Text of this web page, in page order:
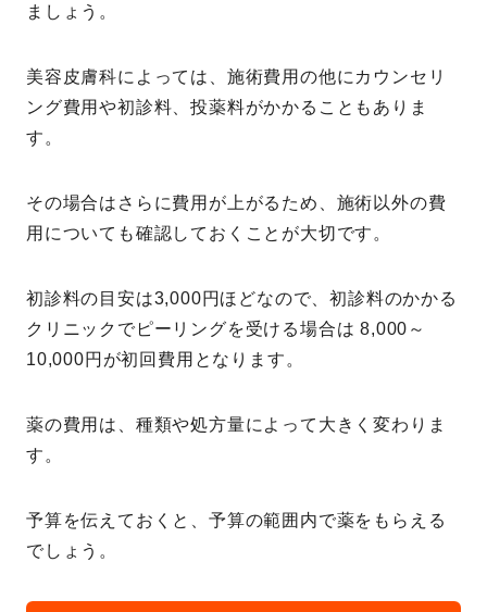
ましょう。
美容皮膚科によっては、施術費用の他にカウンセリ
ング費用や初診料、投薬料がかかることもありま
す。
その場合はさらに費用が上がるため、施術以外の費
用についても確認しておくことが大切です。
初診料の目安は3,000円ほどなので、初診料のかかる
クリニックでピーリングを受ける場合は 8,000～
10,000円が初回費用となります。
薬の費用は、種類や処方量によって大きく変わりま
す。
予算を伝えておくと、予算の範囲内で薬をもらえる
でしょう。